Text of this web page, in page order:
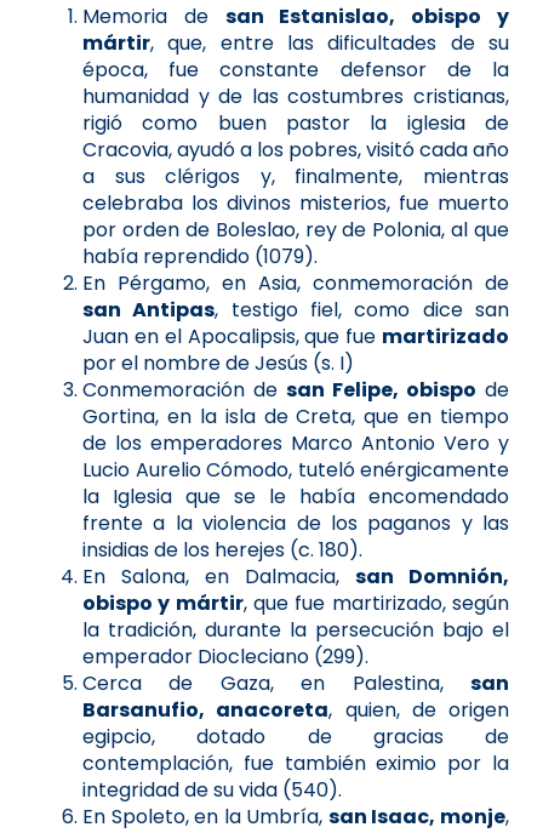
Memoria de san Estanislao, obispo y
mártir, que, entre las dificultades de su
época, fue constante defensor de la
humanidad y de las costumbres cristianas,
rigió como buen pastor la iglesia de
Cracovia, ayudó a los pobres, visitó cada año
a sus clérigos y, finalmente, mientras
celebraba los divinos misterios, fue muerto
por orden de Boleslao, rey de Polonia, al que
había reprendido (1079).
En Pérgamo, en Asia, conmemoración de
san Antipas, testigo fiel, como dice san
Juan en el Apocalipsis, que fue martirizado
por el nombre de Jesús (s. I)
Conmemoración de san Felipe, obispo de
Gortina, en la isla de Creta, que en tiempo
de los emperadores Marco Antonio Vero y
Lucio Aurelio Cómodo, tuteló enérgicamente
la Iglesia que se le había encomendado
frente a la violencia de los paganos y las
insidias de los herejes (c. 180).
En Salona, en Dalmacia, san Domnión,
obispo y mártir, que fue martirizado, según
la tradición, durante la persecución bajo el
emperador Diocleciano (299).
Cerca de Gaza, en Palestina, san
Barsanufio, anacoreta, quien, de origen
egipcio, dotado de gracias de
contemplación, fue también eximio por la
integridad de su vida (540).
En Spoleto, en la Umbría, san Isaac, monje,